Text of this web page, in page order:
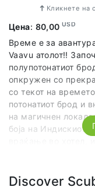
Кликнете на
Цена: 80,00USD
Време е за
Vaavu атолот!!
полупотонатиот
опкружен со
со текот на
потонатиот брод и
на магичнен
боја на Индискиот
Discover